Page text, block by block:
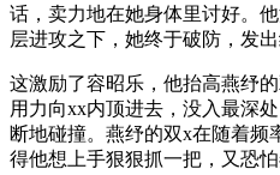
话，卖力地在她身体里讨好。
层进攻之下，她终于破防，发出
这激励了容昭乐，他抬高燕纾
用力向xx内顶进去，没入最深
断地碰撞。燕纾的双x在随着频
得他想上手狠狠抓一把，又恐怕